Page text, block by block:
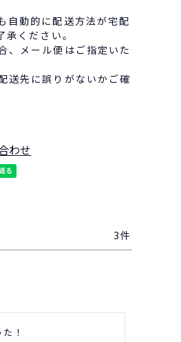
自動的に配送方法が宅配
ください。
、メール便はご指定いた
送先に誤りがないかご確
わせ
3
！